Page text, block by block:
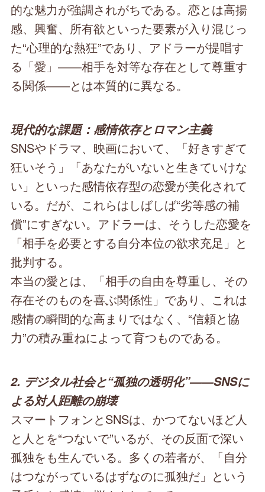
的な魅力が強調されがちである。恋とは高揚
感、興奮、所有欲といった要素が入り混じっ
た“心理的な熱狂”であり、アドラーが提唱す
る「愛」――相手を対等な存在として尊重す
る関係――とは本質的に異なる。
現代的な課題：感情依存とロマン主義
SNSやドラマ、映画において、「好きすぎて
狂いそう」「あなたがいないと生きていけな
い」といった感情依存型の恋愛が美化されて
いる。だが、これらはしばしば“劣等感の補
償”にすぎない。アドラーは、そうした恋愛を
「相手を必要とする自分本位の欲求充足」と
批判する。
本当の愛とは、「相手の自由を尊重し、その
存在そのものを喜ぶ関係性」であり、これは
感情の瞬間的な高まりではなく、“信頼と協
力”の積み重ねによって育つものである。
2. デジタル社会と“孤独の透明化”――SNSに
よる対人距離の崩壊
スマートフォンとSNSは、かつてないほど人
と人とを“つないで”いるが、その反面で深い
孤独をも生んでいる。多くの若者が、「自分
はつながっているはずなのに孤独だ」という